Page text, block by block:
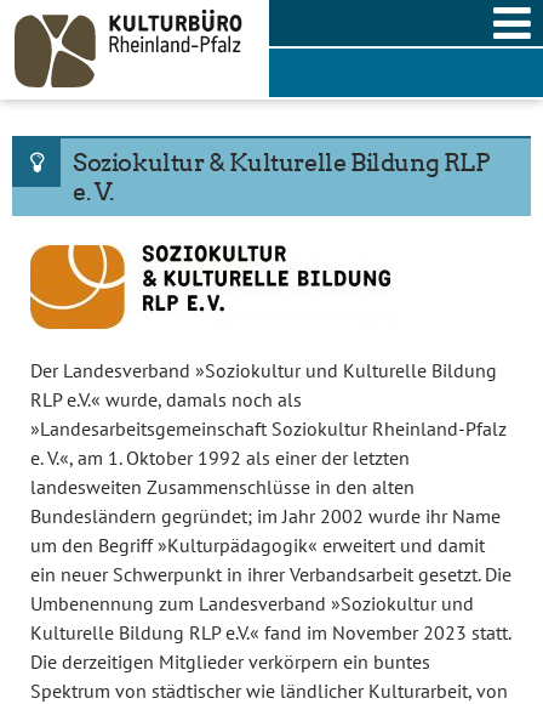
Skip
content
Soziokultur & Kulturelle Bildung RLP
e. V.
Der Landesverband »Soziokultur und Kulturelle Bildung
RLP e.V.« wurde, damals noch als
»Landesarbeitsgemeinschaft Soziokultur Rheinland-Pfalz
e. V.«, am 1. Oktober 1992 als einer der letzten
landesweiten Zusammenschlüsse in den alten
Bundesländern gegründet; im Jahr 2002 wurde ihr Name
um den Begriff »Kulturpädagogik« erweitert und damit
ein neuer Schwerpunkt in ihrer Verbandsarbeit gesetzt. Die
Umbenennung zum Landesverband »Soziokultur und
Kulturelle Bildung RLP e.V.« fand im November 2023 statt.
Die derzeitigen Mitglieder verkörpern ein buntes
Spektrum von städtischer wie ländlicher Kulturarbeit, von